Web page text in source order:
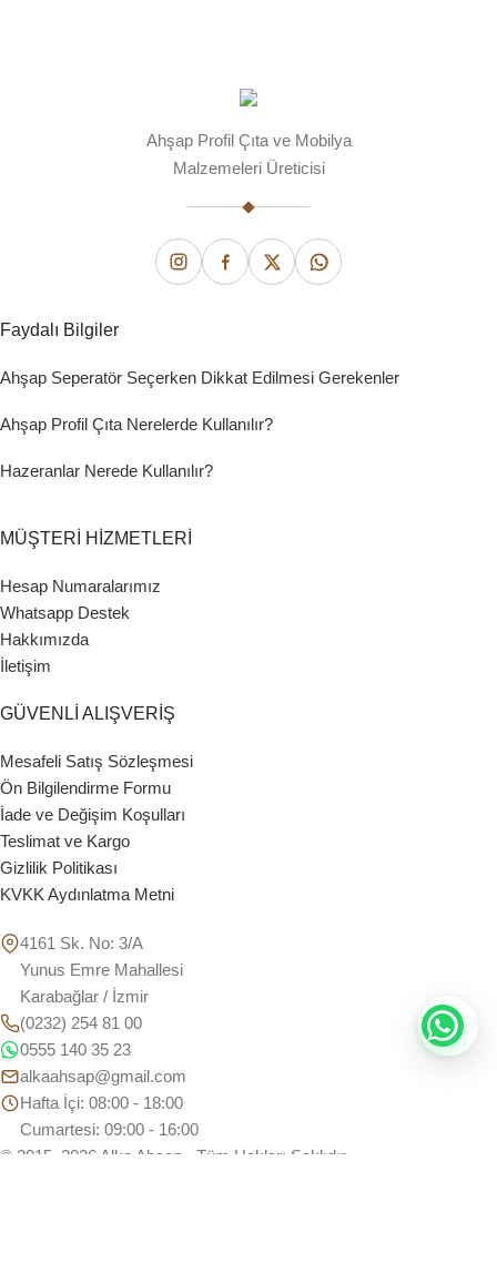
Ahşap Profil Çıta ve Mobilya
Malzemeleri Üreticisi
Faydalı Bilgiler
Ahşap Seperatör Seçerken Dikkat Edilmesi Gerekenler
Ahşap Profil Çıta Nerelerde Kullanılır?
Hazeranlar Nerede Kullanılır?
MÜŞTERİ HİZMETLERİ
Hesap Numaralarımız
Whatsapp Destek
Hakkımızda
İletişim
GÜVENLİ ALIŞVERİŞ
Mesafeli Satış Sözleşmesi
Ön Bilgilendirme Formu
İade ve Değişim Koşulları
Teslimat ve Kargo
Gizlilik Politikası
KVKK Aydınlatma Metni
4161 Sk. No: 3/A
Yunus Emre Mahallesi
Karabağlar / İzmir
(0232) 254 81 00
0555 140 35 23
alkaahsap@gmail.com
Hafta İçi: 08:00 - 18:00
Cumartesi: 09:00 - 16:00
© 2015–2026 Alka Ahşap • Tüm Hakları Saklıdır.